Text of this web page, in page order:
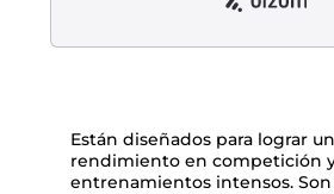
Están diseñados para lograr
rendimiento en competición
entrenamientos intensos.